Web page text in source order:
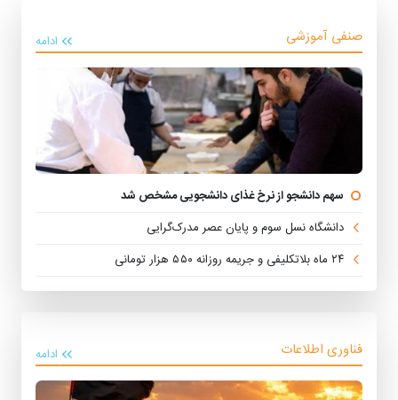
صنفی آموزشی ادامه
سهم دانشجو از نرخ غذای دانشجویی مشخص شد
دانشگاه نسل سوم و پایان عصر مدرک‌گرایی
۲۴ ماه بلاتکلیفی و جریمه روزانه ۵۵۰ هزار تومانی
فناوری اطلاعات ادامه